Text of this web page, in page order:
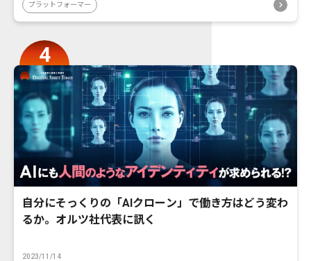
プラットフォーマー
自分にそっくりの「AIクローン」で働き方はどう変わ
るか。オルツ社代表に訊く
2023/11/14